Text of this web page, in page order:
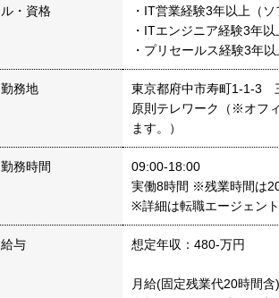
ル・資格
・IT営業経験3年以上（ソ
・ITエンジニア経験3年以
・プリセールス経験3年以
勤務地
東京都府中市寿町1-1-3
原則テレワーク（※オフ
ます。）
勤務時間
09:00-18:00
実働8時間 ※残業時間は
※詳細は転職エージェン
給与 想定年収：480-万円
月給(固定残業代20時間